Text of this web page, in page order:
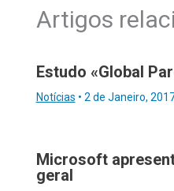
Artigos
Estudo «Global
Notícias • 2 de Janeiro,
Microsoft
geral